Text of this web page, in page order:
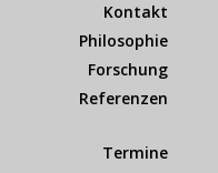
Kontakt
Philosophie
Forschung
Referenzen
Termine